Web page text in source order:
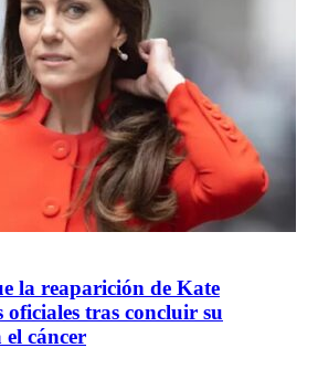
la reaparición de Kate
tras concluir su
cáncer